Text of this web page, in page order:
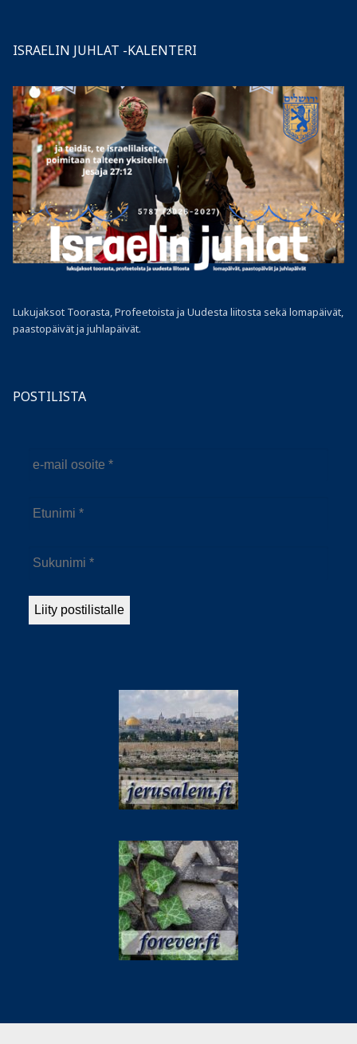
ISRAELIN JUHLAT -KALENTERI
Lukujaksot Toorasta, Profeetoista ja Uudesta liitosta sekä lomapäivät,
paastopäivät ja juhlapäivät.
POSTILISTA